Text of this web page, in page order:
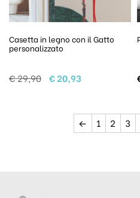
Casetta in legno con il Gatto
personalizzato
€29,90 Il prezzo originale
€20,93Il prezzo
← 1 2 3